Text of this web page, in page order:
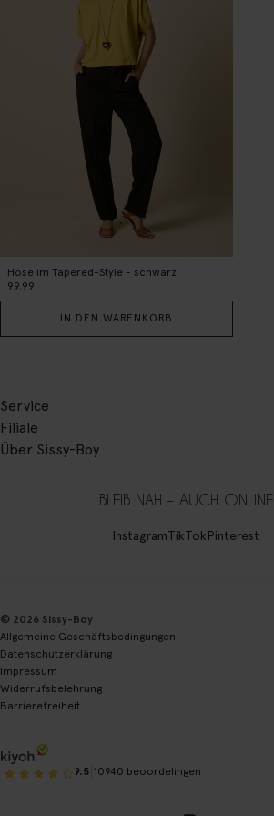
Hose im Tapered-Style - schwarz
99.99
IN DEN WARENKORB
Service
Filiale
Über Sissy-Boy
BLEIB NAH – AUCH ONLINE
InstagramTikTokPinterest
© 2026 Sissy-Boy
Allgemeine Geschäftsbedingungen
Datenschutzerklärung
Impressum
Widerrufsbelehrung
Barrierefreiheit
9.5 10940 beoordelingen